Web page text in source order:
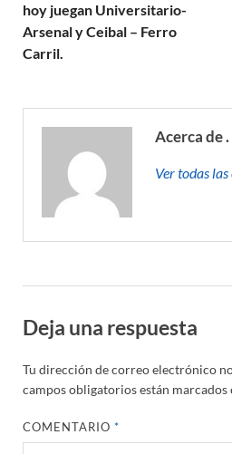
hoy juegan Universitario-
Arsenal y Ceibal – Ferro
Carril.
Acerca de .
Ver todas
Deja una respuesta
Tu dirección de correo electrónico
campos obligatorios están marcados
COMENTARIO*